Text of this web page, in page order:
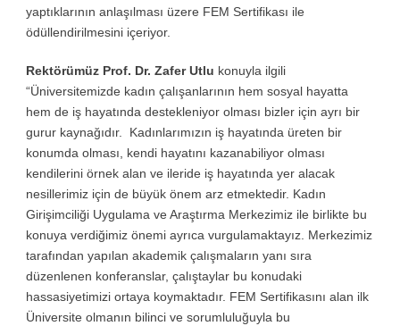
yaptıklarının anlaşılması üzere FEM Sertifikası ile
ödüllendirilmesini içeriyor.
Rektörümüz Prof. Dr. Zafer Utlu konuyla ilgili
“Üniversitemizde kadın çalışanlarının hem sosyal hayatta
hem de iş hayatında destekleniyor olması bizler için ayrı bir
gurur kaynağıdır. Kadınlarımızın iş hayatında üreten bir
konumda olması, kendi hayatını kazanabiliyor olması
kendilerini örnek alan ve ileride iş hayatında yer alacak
nesillerimiz için de büyük önem arz etmektedir. Kadın
Girişimciliği Uygulama ve Araştırma Merkezimiz ile birlikte bu
konuya verdiğimiz önemi ayrıca vurgulamaktayız. Merkezimiz
tarafından yapılan akademik çalışmaların yanı sıra
düzenlenen konferanslar, çalıştaylar bu konudaki
hassasiyetimizi ortaya koymaktadır. FEM Sertifikasını alan ilk
Üniversite olmanın bilinci ve sorumluluğuyla bu